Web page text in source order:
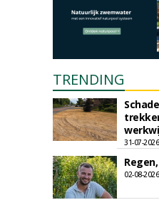
TRENDING
31-07-
02-08-